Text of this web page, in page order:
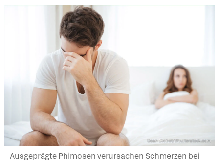
Dean Drobot/Shutterstock.com
Ausgeprägte Phimosen verursachen Schmerzen bei